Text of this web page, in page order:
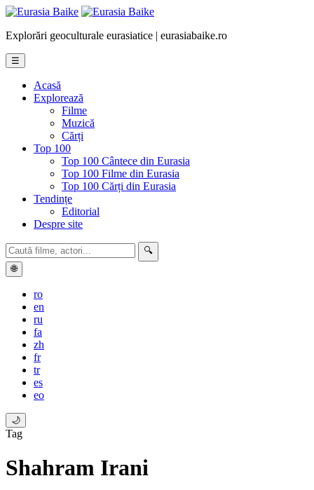
Explorări geoculturale eurasiatice | eurasiabaike.ro
☰
Acasă
Explorează
Filme
Muzică
Cărți
Top 100
Top 100 Cântece din Eurasia
Top 100 Filme din Eurasia
Top 100 Cărți din Eurasia
Tendințe
Editorial
Despre site
🔍
🌐
ro
en
ru
fa
zh
fr
tr
es
eo
🌙
Tag
Shahram Irani